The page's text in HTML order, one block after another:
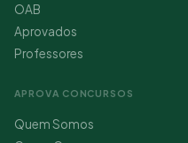
OAB
Aprovados
Professores
APROVA CONCURSOS
Quem Somos